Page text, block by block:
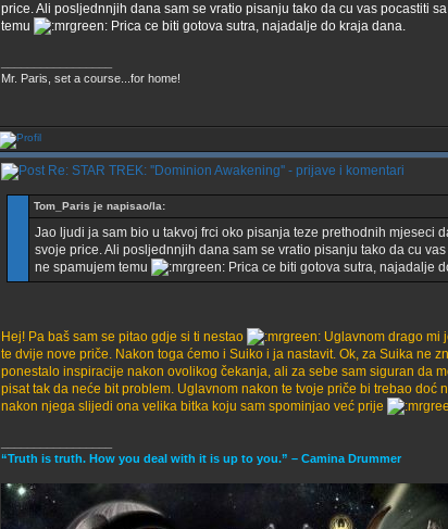
price. Ali posljednnjih dana sam se vratio pisanju tako da cu vas pocastiti
temu
Prica ce biti gotova sutra, najadalje do kraja dana.
Mr. Paris, set a course...for home!
Re: STAR TREK: ''Dominion Awakening'' - prijave i komentari
Tom_Paris je napisao/la:
Jao ljudi ja sam bio u takvoj frci oko pisanja teze prethodnih mjeseci
svoje price. Ali posljednnjih dana sam se vratio pisanju tako da cu
ne spamujem temu
Prica ce biti gotova sutra, najadalje
Hej! Pa baš sam se pitao gdje si ti nestao
Uglavnom drago mi
te dvije nove priče. Nakon toga ćemo i Suiko i ja nastavit. Ok, za Suika ne
ponestalo inspiracije nakon ovolikog čekanja, ali za sebe sam siguran da
pisat tak da neće bit problem. Uglavnom nakon te tvoje priče bi trebao doć
nakon njega slijedi ona velika bitka koju sam spominjao već prije
“Truth is truth. How you deal with it is up to you.” – Camina Drummer